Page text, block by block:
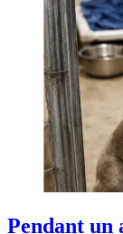
Pendant un